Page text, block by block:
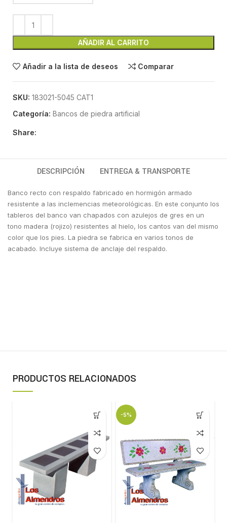
AÑADIR AL CARRITO
Añadir a la lista de deseos Comparar
SKU: 183021-5045 CAT1
Categoría: Bancos de piedra artificial
Share:
DESCRIPCIÓN ENTREGA & TRANSPORTE
Banco recto con respaldo fabricado en hormigón armado
resistente a las inclemencias meteorológicas. En este conjunto los
tableros del banco van chapados con azulejos de gres en un
tono madera (rojizo) resistentes al hielo, los cantos van del mismo
color que los pies. La piedra se fabrica en varios tonos de
acabado. Incluye sistema de anclaje del respaldo.
PRODUCTOS RELACIONADOS
-5%